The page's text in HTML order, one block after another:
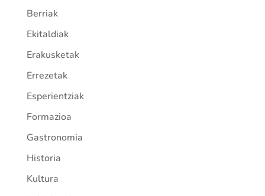
Berriak
Ekitaldiak
Erakusketak
Errezetak
Esperientziak
Formazioa
Gastronomia
Historia
Kultura